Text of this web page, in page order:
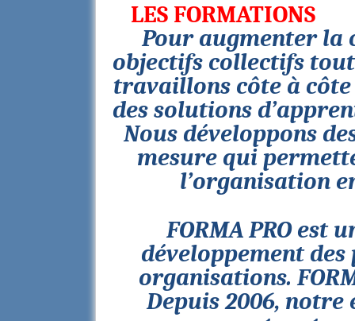
LES FORMATIONS
Pour augmenter
objectifs collectifs
travaillons côte à
des solutions
Nous développons
mesure qui
l’organisation
FORMA PRO est
développement des
organisations.
Depuis 2006, notre